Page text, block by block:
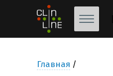
Главная